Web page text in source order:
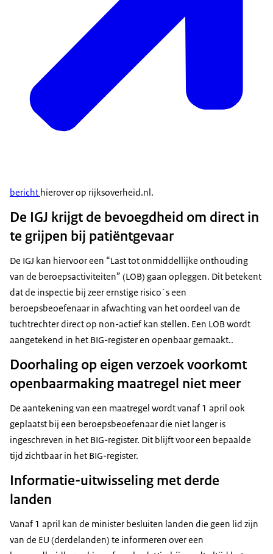
bericht hierover op rijksoverheid.nl.
De IGJ krijgt de bevoegdheid om direct in
te grijpen bij patiëntgevaar
De IGJ kan hiervoor een “Last tot onmiddellijke onthouding
van de beroepsactiviteiten” (LOB) gaan opleggen. Dit betekent
dat de inspectie bij zeer ernstige risico`s een
beroepsbeoefenaar in afwachting van het oordeel van de
tuchtrechter direct op non-actief kan stellen. Een LOB wordt
aangetekend in het BIG-register en openbaar gemaakt..
Doorhaling op eigen verzoek voorkomt
openbaarmaking maatregel niet meer
De aantekening van een maatregel wordt vanaf 1 april ook
geplaatst bij een beroepsbeoefenaar die niet langer is
ingeschreven in het BIG-register. Dit blijft voor een bepaalde
tijd zichtbaar in het BIG-register.
Informatie-uitwisseling met derde
landen
Vanaf 1 april kan de minister besluiten landen die geen lid zijn
van de EU (derdelanden) te informeren over een